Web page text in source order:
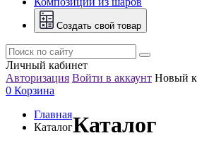
Создать свой товар
Личный кабинет
Авторизация Войти в аккаунт Новый
0 Корзина
Главная
КаталогКаталог